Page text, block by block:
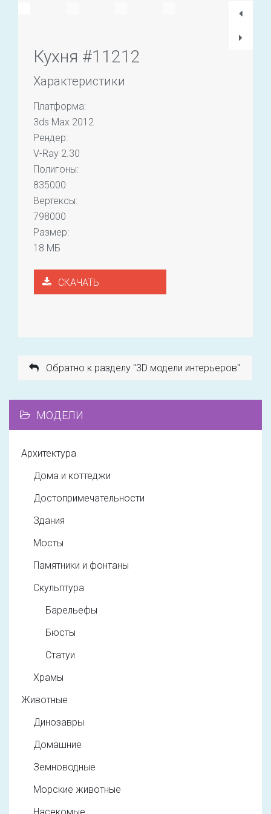
Кухня #11212
Характеристики
Платформа:
3ds Max 2012
Рендер:
V-Ray 2.30
Полигоны:
835000
Вертексы:
798000
Размер:
18 МБ
СКАЧАТЬ
Обратно к разделу "3D модели интерьеров"
МОДЕЛИ
Архитектура
Дома и коттеджи
Достопримечательности
Здания
Мосты
Памятники и фонтаны
Скульптура
Барельефы
Бюсты
Статуи
Храмы
Животные
Динозавры
Домашние
Земноводные
Морские животные
Насекомые